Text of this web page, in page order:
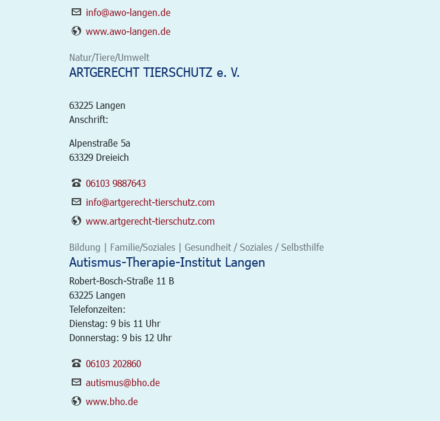
info@awo-langen.de
www.awo-langen.de
Natur/Tiere/Umwelt
ARTGERECHT TIERSCHUTZ e. V.
63225 Langen
Anschrift:
Alpenstraße 5a
63329 Dreieich
06103 9887643
info@artgerecht-tierschutz.com
www.artgerecht-tierschutz.com
Bildung | Familie/Soziales | Gesundheit / Soziales / Selbsthilfe
Autismus-Therapie-Institut Langen
Robert-Bosch-Straße 11 B
63225 Langen
Telefonzeiten:
Dienstag: 9 bis 11 Uhr
Donnerstag: 9 bis 12 Uhr
06103 202860
autismus@bho.de
www.bho.de